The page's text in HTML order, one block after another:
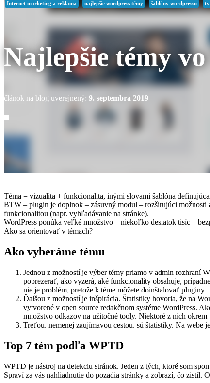
Internet marketing a reklama najlepšie wordpress témy šablóny wordpressu
Najlepšie témy
článok na blog uverejnený: 9. septembra 2019
Ak ste sa rozhodli vytvoriť web stránku v redakčnom systéme
vašej web stránky bude závisieť od zvolenej témy. …že slovo
Čo je téma
Téma = vizualita + funkcionalita, inými slovami šablóna
BTW – plugin je doplnok – zásuvný modul – rozširujúci
funkcionalitou (napr. vyhľadávanie na stránke).
WordPress ponúka veľké množstvo – niekoľko desiatok tisíc –
Ako sa orientovať v témach?
Ako vyberáme tému
Jednou z možností je výber témy priamo v admin rozhraní
poprezerať, ako vyzerá, aké funkcionality obsahuje,
nie je problém, pretože k téme môžete doinštalovať pluginy.
Ďalšou z možností je inšpirácia. Štatistiky hovoria, že na
vytvorené v open source redakčnom systéme WordPress.
množstvo odkazov na užitočné tooly. Niektoré z nich
Treťou, nemenej zaujímavou cestou, sú štatistiky. Na
Top 7 tém podľa WPTD
WPTD je nástroj na detekciu stránok. Jeden z tých, ktoré som
Spraví za vás nahliadnutie do pozadia stránky a zobrazí, čo zistil.